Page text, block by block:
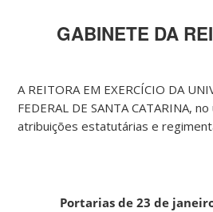
GABINETE DA
A REITORA EM EXERCÍCIO DA
FEDERAL DE SANTA CATARINA,
atribuições estatutárias e
Portarias de 23 de